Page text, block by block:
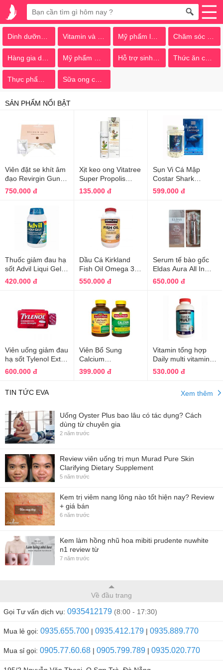
Mỹ phẩm làm đẹp
Thức ăn chó mèo
Sữa ong chúa
SẢN PHẨM NỔI BẬT
Viên đặt se khít âm
đạo Revirgin Gung
Bqcell mẫu mới
750.000 đ
Xịt keo ong Vitatree
Super Propolis
30ml mẫu mới của
135.000 đ
Sụn Vi Cá Mập
Costar Shark
Cartilage 750mg
599.000 đ
Thuốc giảm đau hạ
sốt Advil Liqui Gel
Minis 200mg viên
420.000 đ
Dầu Cá Kirkland
Fish Oil Omega 3 -
Bổ Mắt, Tốt Tim
550.000 đ
Serum tế bào gốc
Eldas Aura All In
One mẫu mới 4 in 1
650.000 đ
Viên uống giảm đau
hạ sốt Tylenol Extra
Strength 500mg
600.000 đ
Viên Bổ Sung
Calcium
Magnesium Zinc
399.000 đ
Vitamin tổng hợp
Daily multi vitamin &
mineral Kirkland
530.000 đ
TIN TỨC EVA Xem thêm
Uống Oyster Plus bao lâu có tác dụng? Cách
dùng từ chuyên gia
2 năm trước
Review viên uống trị mụn Murad Pure Skin
Clarifying Dietary Supplement
5 năm trước
Kem trị viêm nang lông nào tốt hiện nay? Review
+ giá bán
6 năm trước
Kem làm hồng nhũ hoa mibiti prudente nuwhite
n1 review từ
7 năm trước
Về đầu trang
Gọi Tư vấn dịch vụ: 0935412179 (8:00 - 17:30)
Mua lẻ gọi: 0935.655.700 | 0935.412.179 | 0935.889.770
Mua sỉ gọi: 0905.77.60.68 | 0905.799.789 | 0935.020.770